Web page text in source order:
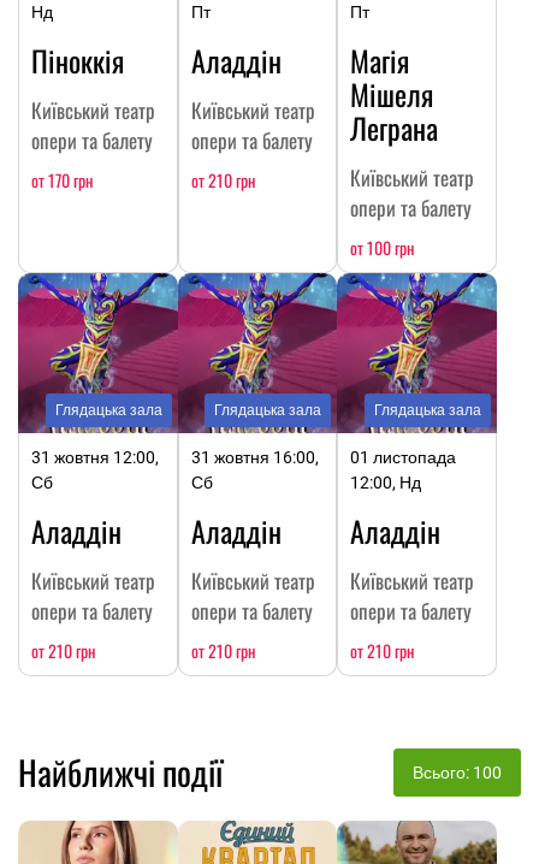
Нд
Піноккія
Київський театр
опери та балету
от 170 грн
Пт
Аладдін
Київський театр
опери та балету
от 210 грн
Пт
Магія
Мішеля
Леграна
Київський театр
опери та балету
от 100 грн
Глядацька зала
31 жовтня 12:00,
Сб
Аладдін
Київський театр
опери та балету
от 210 грн
Глядацька зала
31 жовтня 16:00,
Сб
Аладдін
Київський театр
опери та балету
от 210 грн
Глядацька зала
01 листопада
12:00, Нд
Аладдін
Київський театр
опери та балету
от 210 грн
Найближчі події Всього: 100